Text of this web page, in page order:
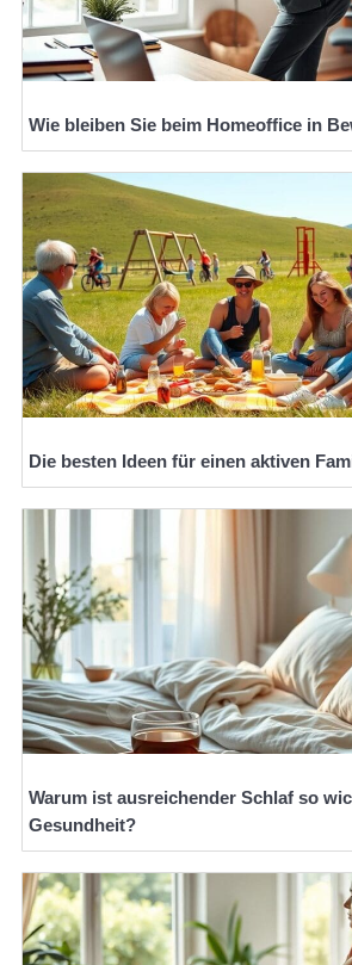
Wie bleiben Sie beim Homeoffice in
Die besten Ideen für einen aktiven
Warum ist ausreichender Schlaf so
Gesundheit?